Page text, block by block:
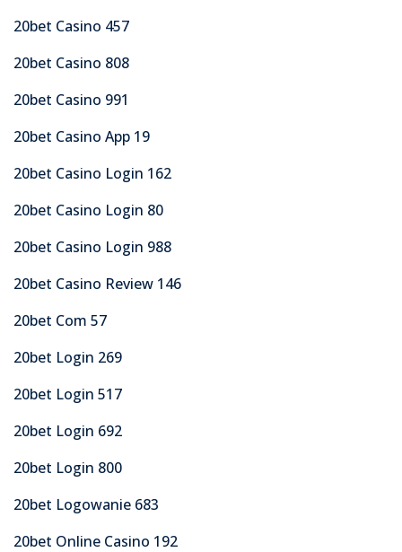
20bet Casino 457
20bet Casino 808
20bet Casino 991
20bet Casino App 19
20bet Casino Login 162
20bet Casino Login 80
20bet Casino Login 988
20bet Casino Review 146
20bet Com 57
20bet Login 269
20bet Login 517
20bet Login 692
20bet Login 800
20bet Logowanie 683
20bet Online Casino 192